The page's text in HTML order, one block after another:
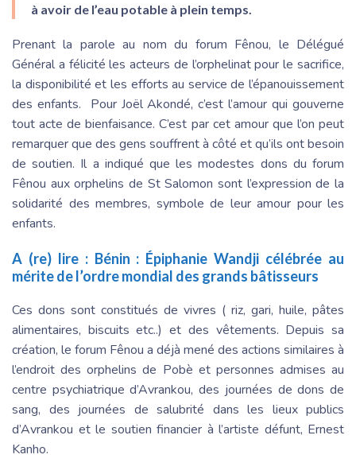
à avoir de l’eau potable à plein temps.
Prenant la parole au nom du forum Fênou, le Délégué
Général a félicité les acteurs de l’orphelinat pour le sacrifice,
la disponibilité et les efforts au service de l’épanouissement
des enfants. Pour Joël Akondé, c’est l’amour qui gouverne
tout acte de bienfaisance. C’est par cet amour que l’on peut
remarquer que des gens souffrent à côté et qu’ils ont besoin
de soutien. Il a indiqué que les modestes dons du forum
Fênou aux orphelins de St Salomon sont l’expression de la
solidarité des membres, symbole de leur amour pour les
enfants.
A (re) lire : Bénin : Épiphanie Wandji célébrée au
mérite de l’ordre mondial des grands bâtisseurs
Ces dons sont constitués de vivres ( riz, gari, huile, pâtes
alimentaires, biscuits etc..) et des vêtements. Depuis sa
création, le forum Fênou a déjà mené des actions similaires à
l’endroit des orphelins de Pobè et personnes admises au
centre psychiatrique d’Avrankou, des journées de dons de
sang, des journées de salubrité dans les lieux publics
d’Avrankou et le soutien financier à l’artiste défunt, Ernest
Kanho.